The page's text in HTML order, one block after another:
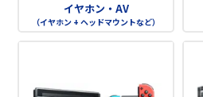
イヤホン・AV
（イヤホン + ヘッドマウントなど）